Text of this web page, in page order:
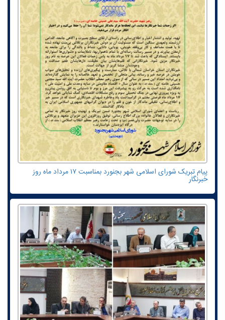
پیام تبریک شورای اسلامی شهر بجنورد بمناسبت ۱۷ مرداد ماه روز
خبرنگار